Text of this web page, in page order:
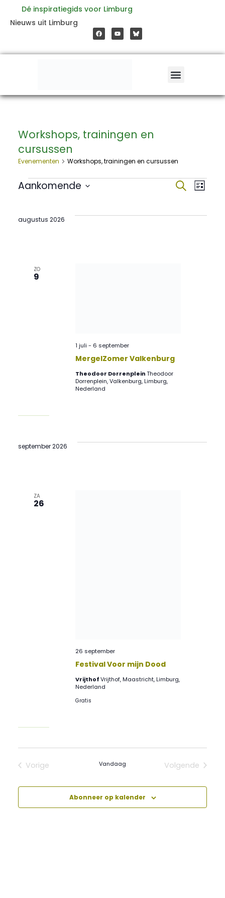
inhoud
Dé inspiratiegids voor Limburg
Nieuws uit Limburg
a
c
e
o
o
o
u
t
b
e
Workshops, trainingen en
cursussen
Evenementen Workshops, trainingen en cursussen
Evenementen
ZoekenLijst
Aankomende
datum.
augustus 2026
ZO
9
MergelZomer Valkenburg
1 juli - 6 september
Theodoor DorrenpleinTheodoor
Dorrenplein, Valkenburg, Limburg,
Nederland
september 2026
ZA
26
Festival Voor mijn Dood
26 september
VrijthofVrijthof, Maastricht, Limburg,
Nederland
Gratis
Vorige
Vandaag
Volgende
Abonneer op kalender